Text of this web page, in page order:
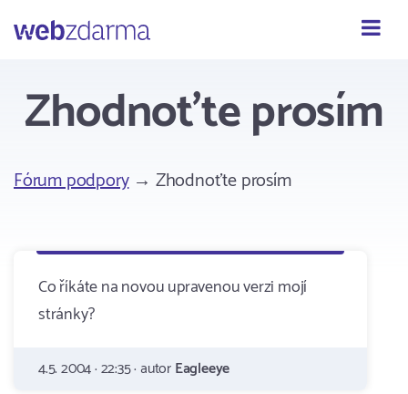
Webzdarma
Zhodnoťte prosím
Fórum podpory→ Zhodnoťte prosím
Co říkáte na novou upravenou verzi mojí
stránky?
4.5. 2004 · 22:35 · autorEagleeye